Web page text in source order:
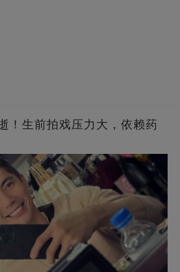
！生前拍戏压力大，依赖药